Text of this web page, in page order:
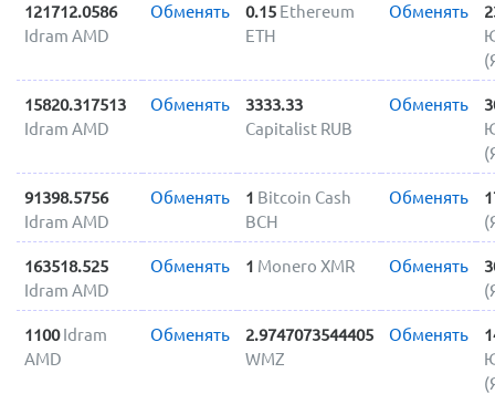
121712.0586
Idram AMD
Обменять 0.15 Ethereum
ETH
Обменять
15820.317513
Idram AMD
Обменять
3333.33
Capitalist RUB
Обменять
91398.5756
Idram AMD
Обменять 1 Bitcoin Cash
BCH
Обменять
163518.525
Idram AMD
Обменять 1 Monero XMR Обменять
1100 Idram
AMD
Обменять
2.9747073544405
WMZ
Обменять